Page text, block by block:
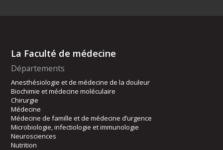
La Faculté de médecine
Départements
Anesthésiologie et de médecine de la douleur
Biochimie et médecine moléculaire
Chirurgie
Médecine
Médecine de famille et de médecine d’urgence
Microbiologie, infectiologie et immunologie
Neurosciences
Nutrition